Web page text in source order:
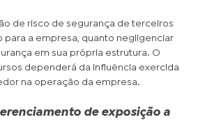
de risco de segurança de terceiros
para a empresa, quanto negligenciar
em sua própria estrutura. O
dependerá da influência exercida
na operação da empresa.
de exposição a